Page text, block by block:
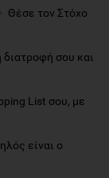
Θέσε τον Στόχο
σου και
List σου, με
είναι ο